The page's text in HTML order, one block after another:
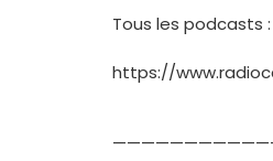
Tous les podcasts :
https://